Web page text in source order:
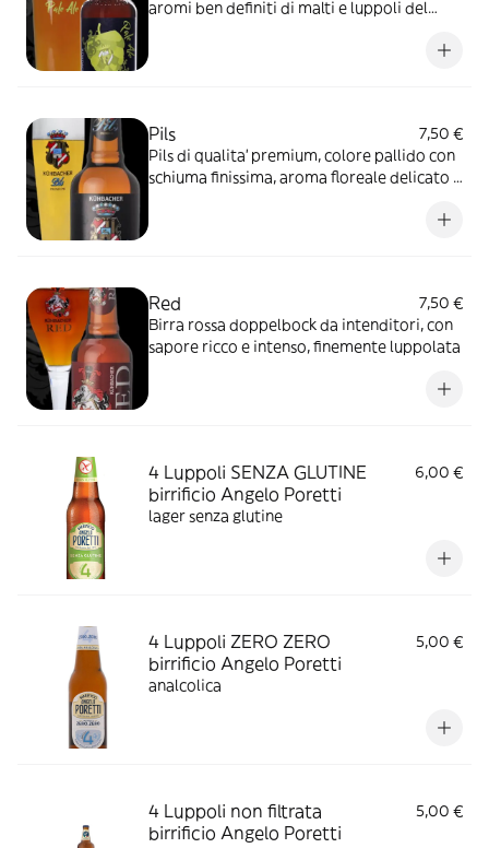
aromi ben definiti di malti e luppoli del
Pils
7,50 €
Pils di qualita' premium, colore pallido con
schiuma finissima, aroma floreale delicato e
Red
7,50 €
Birra rossa doppelbock da intenditori, con
sapore ricco e intenso, finemente luppolata
4 Luppoli SENZA GLUTINE
birrificio Angelo Poretti
6,00 €
lager senza glutine
4 Luppoli ZERO ZERO
birrificio Angelo Poretti
5,00 €
analcolica
4 Luppoli non filtrata
birrificio Angelo Poretti
5,00 €